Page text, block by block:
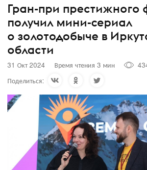
Гран-при престижного
получил мини-сериал
о золотодобыче в
области
31 Окт 2024 Время чтения 3 мин
Поделиться: